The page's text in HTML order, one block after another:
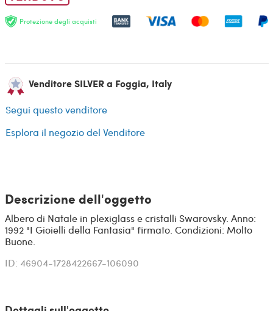
Protezione degli acquisti
Venditore SILVER a Foggia, Italy
Segui questo venditore
Esplora il negozio del Venditore
Descrizione dell'oggetto
Albero di Natale in plexiglass e cristalli Swarovsky. Anno:
1992 "I Gioielli della Fantasia" firmato. Condizioni: Molto
Buone.
ID: 46904-1728422667-106090